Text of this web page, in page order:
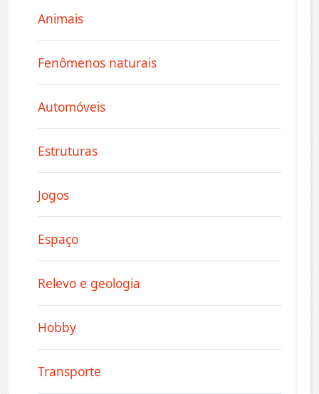
Animais
Fenômenos naturais
Automóveis
Estruturas
Jogos
Espaço
Relevo e geologia
Hobby
Transporte